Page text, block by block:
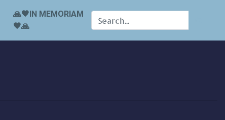
🙏🖤IN MEMORIAM
🖤🙏